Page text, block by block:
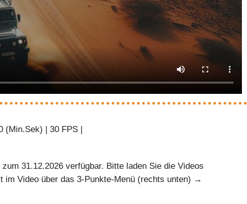
| 30 FPS |
31.12.2026 verfügbar. Bitte laden Sie die Videos
im Video über das 3-Punkte-Menü (rechts unten) →